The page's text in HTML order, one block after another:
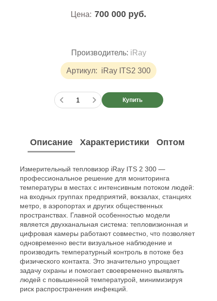
Производитель: iRay
Артикул: iRay ITS2 300
Цена: 700 000 руб.
Купить
Описание Характеристики Оптом
Измерительный тепловизор iRay ITS 2 300 —
профессиональное решение для мониторинга
температуры в местах с интенсивным потоком людей:
на входных группах предприятий, вокзалах, станциях
метро, в аэропортах и других общественных
пространствах. Главной особенностью модели
является двухканальная система: тепловизионная и
цифровая камеры работают совместно, что позволяет
одновременно вести визуальное наблюдение и
производить температурный контроль в потоке без
физического контакта. Это значительно упрощает
задачу охраны и помогает своевременно выявлять
людей с повышенной температурой, минимизируя
риск распространения инфекций.